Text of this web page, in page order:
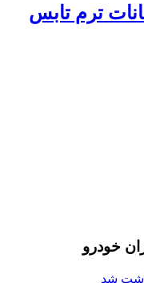
ترم تابس
خودرو